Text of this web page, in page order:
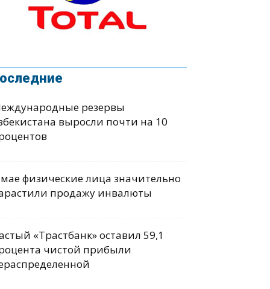
резервы
выросли почти на 10
физические лица значительно
продажу инвалюты
«Трастбанк» оставил 59,1
чистой прибыли